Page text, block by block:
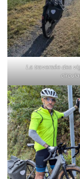
La traversée des